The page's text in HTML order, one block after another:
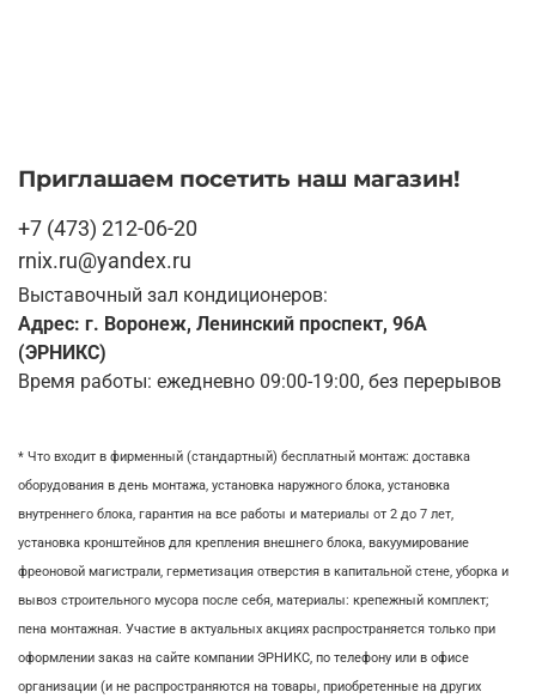
Приглашаем посетить наш магазин!
+7 (473) 212-06-20
rnix.ru@yandex.ru
Выставочный зал кондиционеров:
Адрес: г. Воронеж, Ленинский проспект, 96А
(ЭРНИКС)
Время работы: ежедневно 09:00-19:00, без перерывов
* Что входит в фирменный (стандартный) бесплатный монтаж: доставка
оборудования в день монтажа, установка наружного блока, установка
внутреннего блока, гарантия на все работы и материалы от 2 до 7 лет,
установка кронштейнов для крепления внешнего блока, вакуумирование
фреоновой магистрали, герметизация отверстия в капитальной стене, уборка и
вывоз строительного мусора после себя, материалы: крепежный комплект;
пена монтажная. Участие в актуальных акциях распространяется только при
оформлении заказ на сайте компании ЭРНИКС, по телефону или в офисе
организации (и не распространяются на товары, приобретенные на других